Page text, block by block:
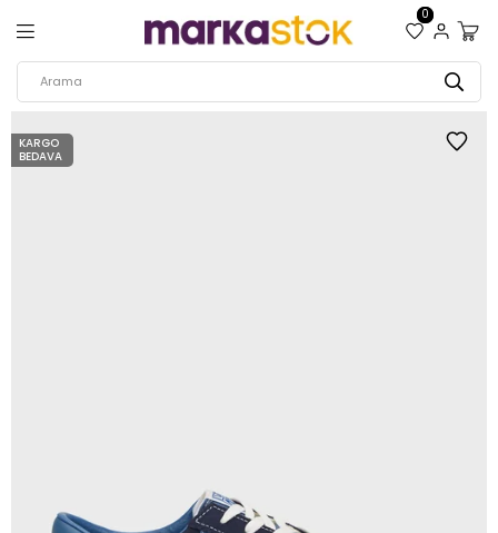
0
KARGO
BEDAVA